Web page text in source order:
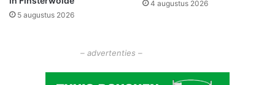
5 augustus 2026
4 augustus 2026
– advertenties –